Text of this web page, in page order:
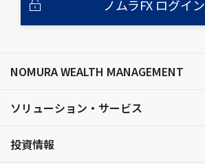
ノムラFX ログイン
NOMURA WEALTH MANAGEMENT
ソリューション・サービス
投資情報